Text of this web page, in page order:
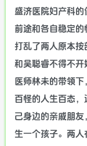
盛济医院妇产科
前途和各自稳定
打乱了两人原本
和吴聪睿不得不
医师林未的带领
百怪的人生百态
己身边的亲戚朋
生一个孩子。两人